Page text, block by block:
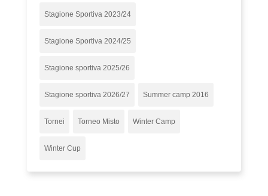
Stagione Sportiva 2023/24
Stagione Sportiva 2024/25
Stagione sportiva 2025/26
Stagione sportiva 2026/27 Summer camp 2016
Tornei Torneo Misto Winter Camp
Winter Cup